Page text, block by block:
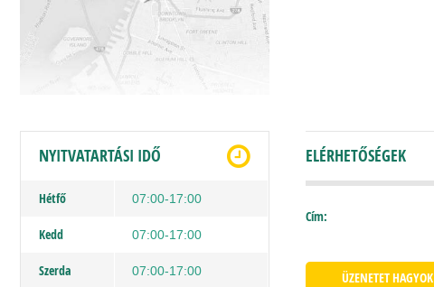
NYITVATARTÁSI IDŐ
Hétfő 07:00-17:00
Kedd 07:00-17:00
Szerda 07:00-17:00
ELÉRHETŐSÉGEK
Cím:
ÜZENETET HAGYOK